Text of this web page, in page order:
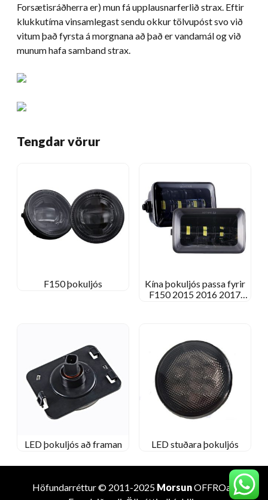
Forsætisráðherra er) mun fá upplausnarferlið strax. Eftir
klukkutíma vinsamlegast sendu okkur tölvupóst svo við
vitum það fyrsta á morgnana að það er vandamál og við
munum hafa samband strax.
Tengdar vörur
F150 þokuljós
Kína þokuljós passa fyrir
F150 2015 2016 2017
LED þokuljós að framan LED stuðara þokuljós
Höfundarréttur © 2011-2025 MorsunOFFROad